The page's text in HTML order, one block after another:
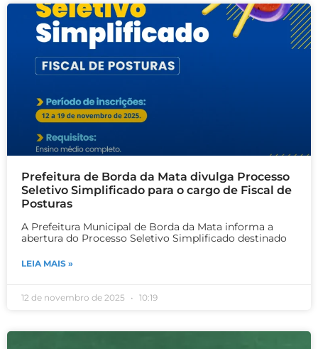
Prefeitura de Borda da Mata divulga Processo
Seletivo Simplificado para o cargo de Fiscal de
Posturas
A Prefeitura Municipal de Borda da Mata informa a
abertura do Processo Seletivo Simplificado destinado
LEIA MAIS »
12 de novembro de 2025 10:19